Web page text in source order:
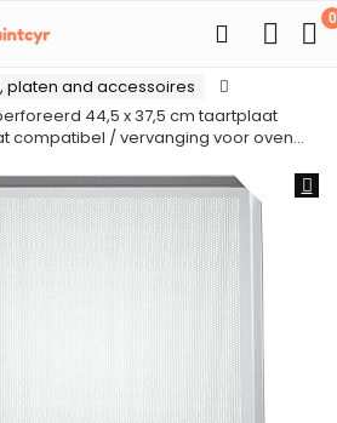
0
platen and accessoires
44,5 x 37,5 cm taartplaat
compatibel / vervanging voor oven…